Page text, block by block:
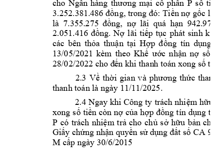
cho Ngân hàng thương mại cổ phần P số
3.252.381.486 đồng, trong đó: Tiền nợ gốc là
là 7.355.275 đồng, nợ lãi quá hạn
2.051.416 đồng. Nợ lãi tiếp tục phát sinh k
các bên thỏa thuận tại Hợp đồng tín dụng
13/05/2021 kèm theo Khế ước nhận nợ số
28/02/2022 cho đến khi thanh toán xong số
2.3 Về thời gian và phương thức
thanh toán là ngày 11/11/2025.
2.4 Ngay khi Công ty trách nhiệm hữu
xong số tiền còn nợ của hợp đồng tín dụng
P có trách nhiệm trả cho chủ sở hữu bản
Giấy chứng nhận quyền sử dụng đất số CA
M cấp ngày 30/6/2015